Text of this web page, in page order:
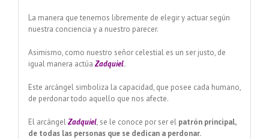
La manera que tenemos libremente de elegir y actuar según
nuestra conciencia y a nuestro parecer.
Asimismo, como nuestro señor celestial es un ser justo, de
igual manera actúa Zadquiel.
Este arcángel simboliza la capacidad, que posee cada humano,
de perdonar todo aquello que nos afecte.
El arcángelZadquiel, se le conoce por ser el patrón principal,
de todas las personas que se dedican a perdonar.